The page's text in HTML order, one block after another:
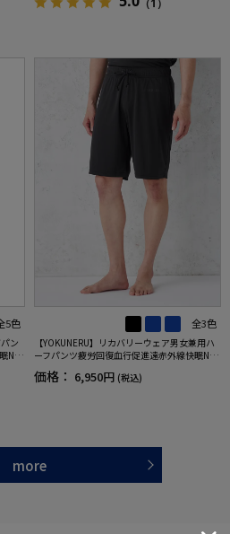
5色
ン
NA
全3色
【YOKUNERU】リカバリーウェア男女兼用ハ
ーフパンツ疲労回復血行促進遠赤外線快眠NA
NOMIX(R)【一般医療機器】SS～LLサイズ
価格： 6,950円 (税込)
more